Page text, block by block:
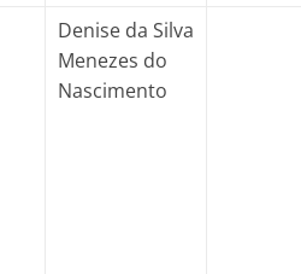
Denise da Silva
Menezes do
Nascimento